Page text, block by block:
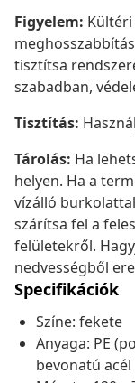
Figyelem:
tisztítsa
szabadban,
Tisztítás:
Tárolás: Ha
helyen. Ha a
vízálló
szárítsa fel a
felületekről.
nedvességből
Specifikációk
Színe: fekete
Anyaga: PE
bevonatú acél